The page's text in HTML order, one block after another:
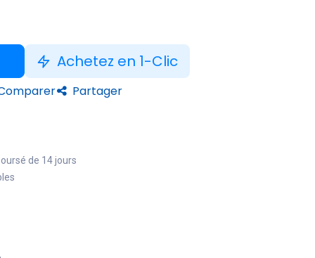
Achetez en 1-Clic
Partager
de 14 jours